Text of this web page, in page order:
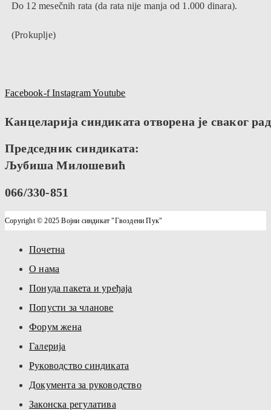
Do 12 mesečnih rata (da rata nije manja od 1.000 dinara).
(Prokuplje)
Facebook-f InstagramYoutube
Канцеларија синдиката отворена је сваког
Председник синдиката:
Љубиша Милошевић
066/330-851
Copyright © 2025 Војни синдикат "Гвоздени Пук"
Почетна
О нама
Понуда пакета и уређаја
Попусти за чланове
Форум жена
Галерија
Руководство синдиката
Документа за руководство
Законска регулатива